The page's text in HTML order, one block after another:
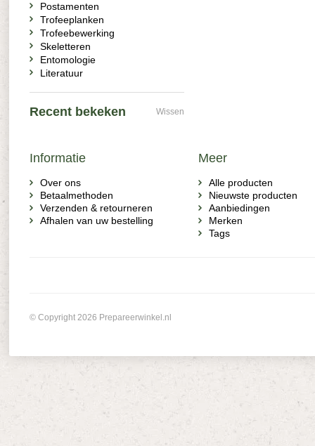
Postamenten
Trofeeplanken
Trofeebewerking
Skeletteren
Entomologie
Literatuur
Recent bekeken Wissen
Informatie
Over ons
Betaalmethoden
Verzenden & retourneren
Afhalen van uw bestelling
Meer
Alle producten
Nieuwste producten
Aanbiedingen
Merken
Tags
© Copyright 2026 Prepareerwinkel.nl